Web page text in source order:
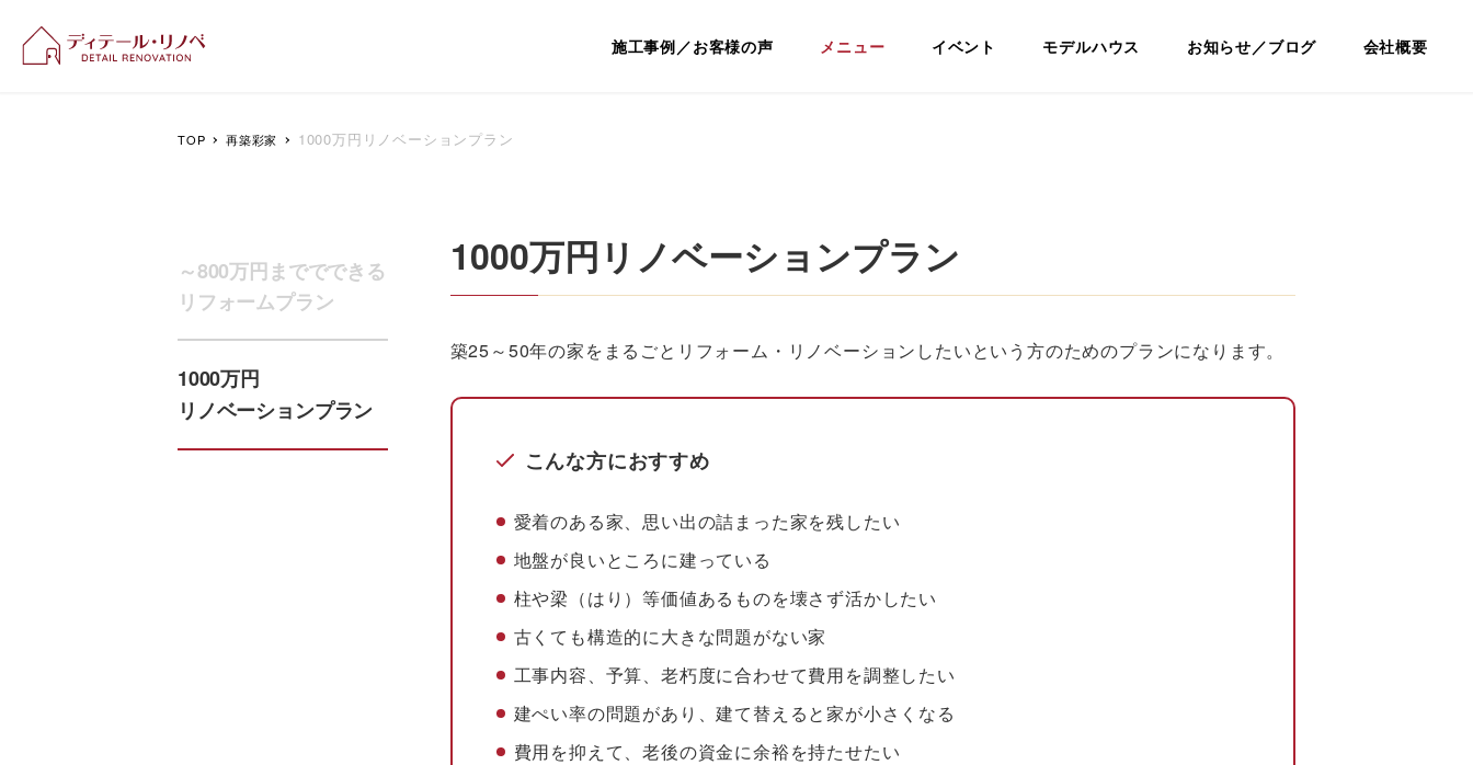
新潟のリフォーム＆リノベーション専門店｜ディテール・リノベ
施工事例／お客様の声 メニュー イベント モデルハウス お知らせ／ブログ 会社概要
TOP 再築彩家 1000万円リノベーションプラン
1000万円リノベーションプラン
築25～50年の家をまるごとリフォーム・リノベーションしたいという方のためのプランになります。
こんな方におすすめ
愛着のある家、思い出の詰まった家を残したい
地盤が良いところに建っている
柱や梁（はり）等価値あるものを壊さず活かしたい
古くても構造的に大きな問題がない家
工事内容、予算、老朽度に合わせて費用を調整したい
建ぺい率の問題があり、建て替えると家が小さくなる
費用を抑えて、老後の資金に余裕を持たせたい
～800万円まででできる
リフォームプラン
1000万円
リノベーションプラン